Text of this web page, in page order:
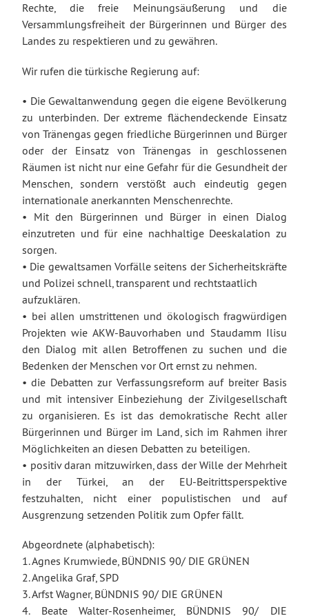
Rechte, die freie Meinungsäußerung und die
Versammlungsfreiheit der Bürgerinnen und Bürger des
Landes zu respektieren und zu gewähren.
Wir rufen die türkische Regierung auf:
• Die Gewaltanwendung gegen die eigene Bevölkerung
zu unterbinden. Der extreme flächendeckende Einsatz
von Tränengas gegen friedliche Bürgerinnen und Bürger
oder der Einsatz von Tränengas in geschlossenen
Räumen ist nicht nur eine Gefahr für die Gesundheit der
Menschen, sondern verstößt auch eindeutig gegen
internationale anerkannten Menschenrechte.
• Mit den Bürgerinnen und Bürger in einen Dialog
einzutreten und für eine nachhaltige Deeskalation zu
sorgen.
• Die gewaltsamen Vorfälle seitens der Sicherheitskräfte
und Polizei schnell, transparent und rechtstaatlich
aufzuklären.
• bei allen umstrittenen und ökologisch fragwürdigen
Projekten wie AKW-Bauvorhaben und Staudamm Ilisu
den Dialog mit allen Betroffenen zu suchen und die
Bedenken der Menschen vor Ort ernst zu nehmen.
• die Debatten zur Verfassungsreform auf breiter Basis
und mit intensiver Einbeziehung der Zivilgesellschaft
zu organisieren. Es ist das demokratische Recht aller
Bürgerinnen und Bürger im Land, sich im Rahmen ihrer
Möglichkeiten an diesen Debatten zu beteiligen.
• positiv daran mitzuwirken, dass der Wille der Mehrheit
in der Türkei, an der EU-Beitrittsperspektive
festzuhalten, nicht einer populistischen und auf
Ausgrenzung setzenden Politik zum Opfer fällt.
Abgeordnete (alphabetisch):
1. Agnes Krumwiede, BÜNDNIS 90/ DIE GRÜNEN
2. Angelika Graf, SPD
3. Arfst Wagner, BÜNDNIS 90/ DIE GRÜNEN
4. Beate Walter-Rosenheimer, BÜNDNIS 90/ DIE